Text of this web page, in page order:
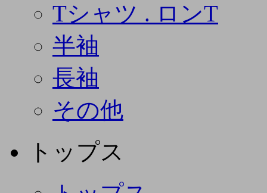
Tシャツ . ロンT
半袖
長袖
その他
トップス